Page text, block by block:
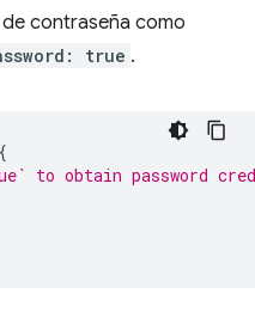
contraseña como
true .
to obtain password